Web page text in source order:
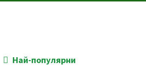
Най-популярни